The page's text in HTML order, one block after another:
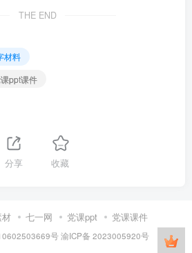
THE END
材料
ppt课件
分享 收藏
七一网 党课ppt 党课课件
号渝ICP备 2023005920号